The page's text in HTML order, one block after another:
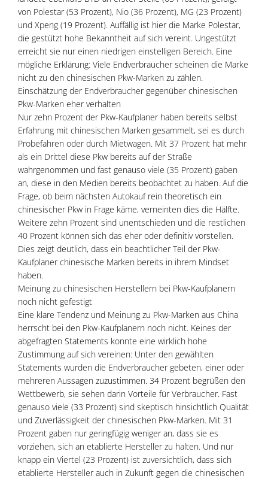
von Polestar (53 Prozent), Nio (36 Prozent), MG (23 Prozent)
und Xpeng (19 Prozent). Auffällig ist hier die Marke Polestar,
die gestützt hohe Bekanntheit auf sich vereint. Ungestützt
erreicht sie nur einen niedrigen einstelligen Bereich. Eine
mögliche Erklärung: Viele Endverbraucher scheinen die Marke
nicht zu den chinesischen Pkw-Marken zu zählen.
Einschätzung der Endverbraucher gegenüber chinesischen
Pkw-Marken eher verhalten
Nur zehn Prozent der Pkw-Kaufplaner haben bereits selbst
Erfahrung mit chinesischen Marken gesammelt, sei es durch
Probefahren oder durch Mietwagen. Mit 37 Prozent hat mehr
als ein Drittel diese Pkw bereits auf der Straße
wahrgenommen und fast genauso viele (35 Prozent) gaben
an, diese in den Medien bereits beobachtet zu haben. Auf die
Frage, ob beim nächsten Autokauf rein theoretisch ein
chinesischer Pkw in Frage käme, verneinten dies die Hälfte.
Weitere zehn Prozent sind unentschieden und die restlichen
40 Prozent können sich das eher oder definitiv vorstellen.
Dies zeigt deutlich, dass ein beachtlicher Teil der Pkw-
Kaufplaner chinesische Marken bereits in ihrem Mindset
haben.
Meinung zu chinesischen Herstellern bei Pkw-Kaufplanern
noch nicht gefestigt
Eine klare Tendenz und Meinung zu Pkw-Marken aus China
herrscht bei den Pkw-Kaufplanern noch nicht. Keines der
abgefragten Statements konnte eine wirklich hohe
Zustimmung auf sich vereinen: Unter den gewählten
Statements wurden die Endverbraucher gebeten, einer oder
mehreren Aussagen zuzustimmen. 34 Prozent begrüßen den
Wettbewerb, sie sehen darin Vorteile für Verbraucher. Fast
genauso viele (33 Prozent) sind skeptisch hinsichtlich Qualität
und Zuverlässigkeit der chinesischen Pkw-Marken. Mit 31
Prozent gaben nur geringfügig weniger an, dass sie es
vorziehen, sich an etablierte Hersteller zu halten. Und nur
knapp ein Viertel (23 Prozent) ist zuversichtlich, dass sich
etablierte Hersteller auch in Zukunft gegen die chinesischen